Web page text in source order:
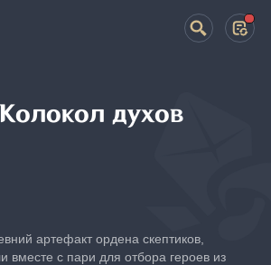
Колокол духов
артефакт ордена скептиков,
вместе с пари для отбора героев из